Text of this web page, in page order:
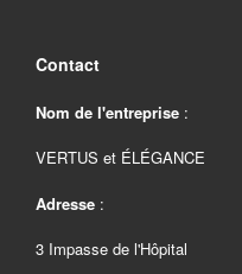
Contact
Nom de l'entreprise :
VERTUS et ÉLÉGANCE
Adresse :
3 Impasse de l'Hôpital